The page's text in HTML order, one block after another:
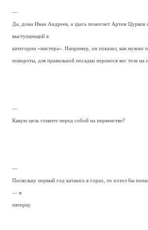
—
Да, дома Иван Андреев, а здесь помогает Артем Цурков
выступающий в
категории «мастера». Например, он показал, как нужно
повороты, для правильной посадки перенося вес тела на
—
Какую цель ставите перед собой на первенстве?
—
Поскольку первый год катаюсь в горах, то хотел бы
— в
пятерку.